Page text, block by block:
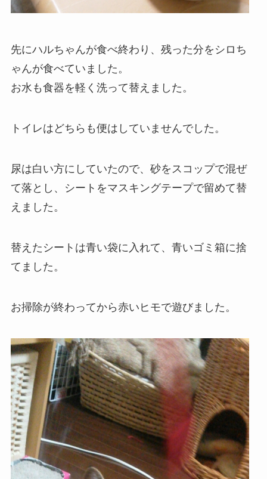
先にハルちゃんが食べ終わり、残った分をシロち
ゃんが食べていました。
お水も食器を軽く洗って替えました。
トイレはどちらも便はしていませんでした。
尿は白い方にしていたので、砂をスコップで混ぜ
て落とし、シートをマスキングテープで留めて替
えました。
替えたシートは青い袋に入れて、青いゴミ箱に捨
てました。
お掃除が終わってから赤いヒモで遊びました。